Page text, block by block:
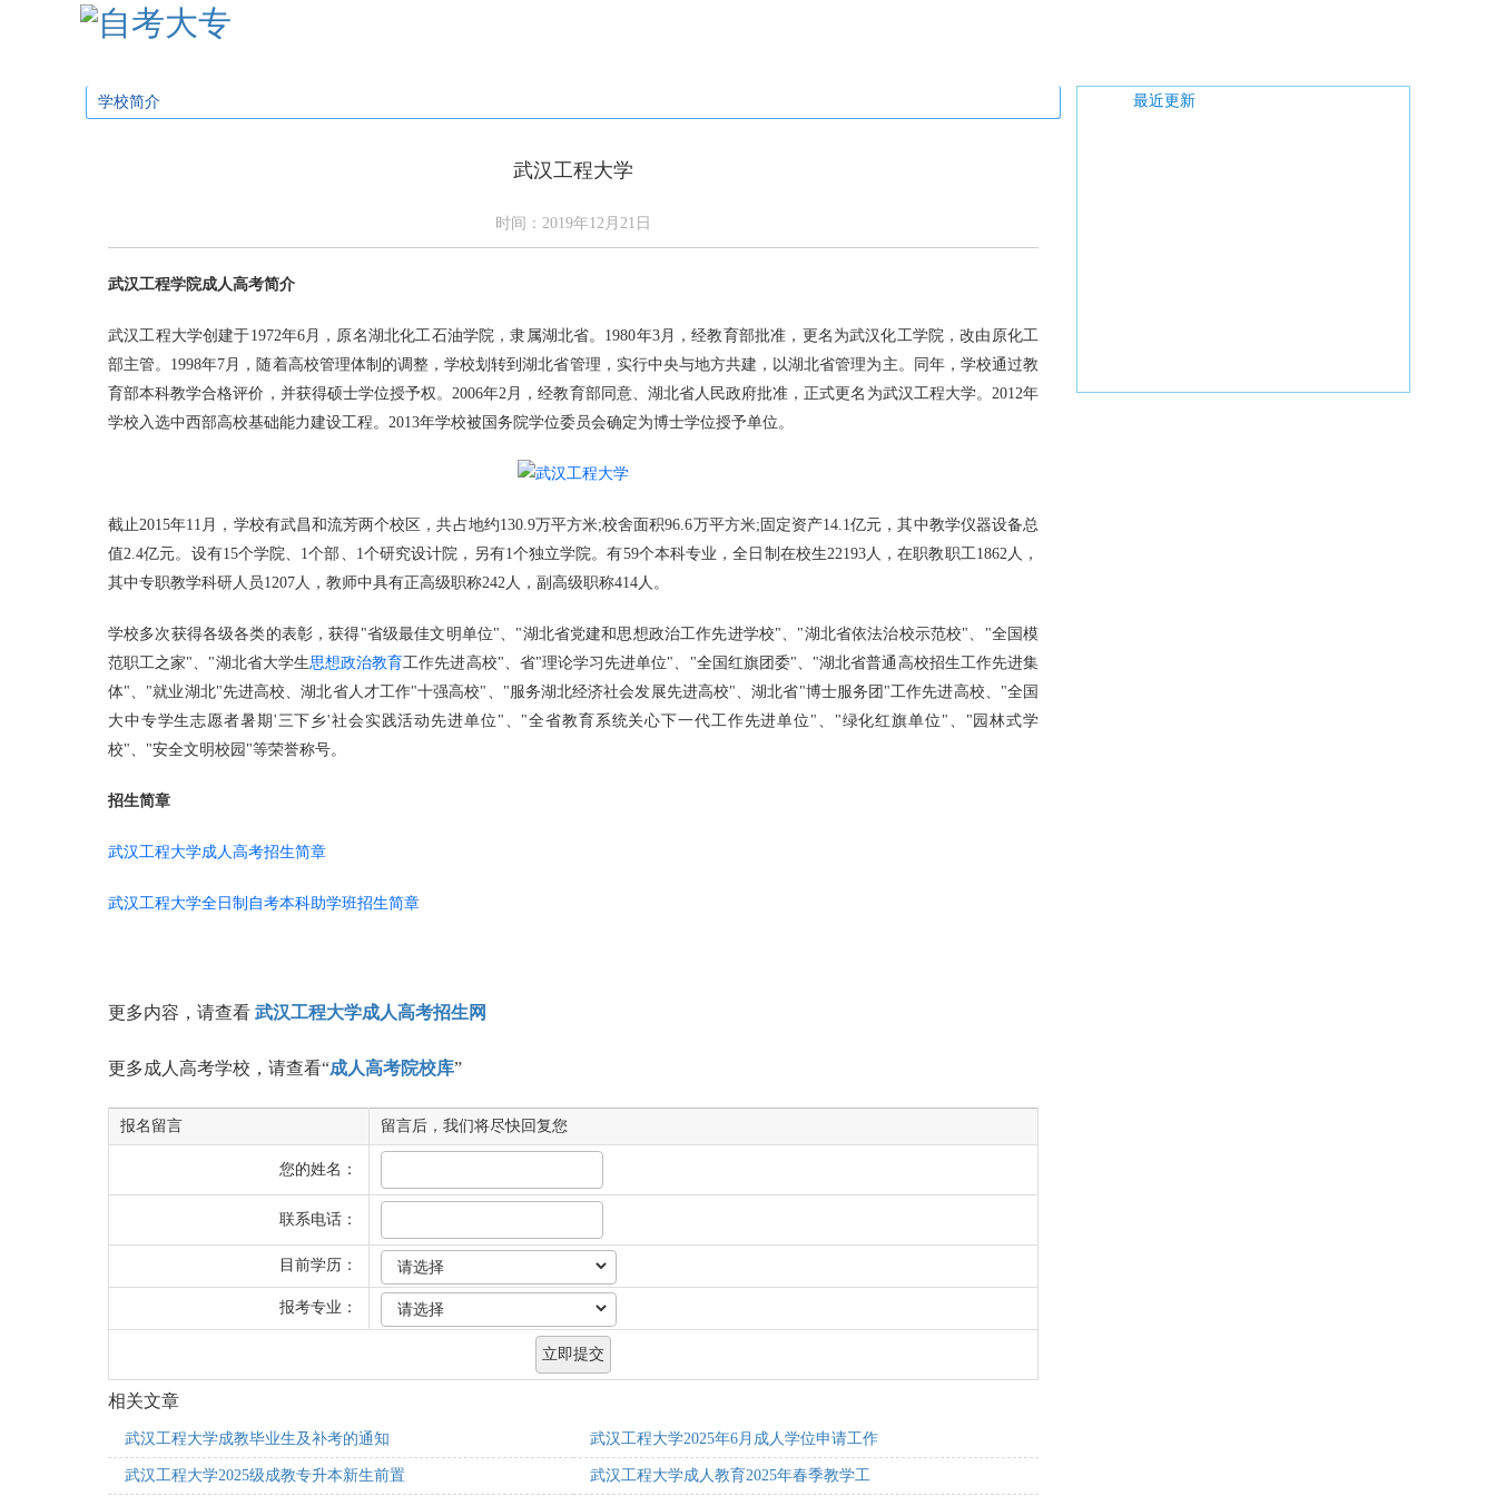
学校简介
武汉工程大学
时间：2019年12月21日
武汉工程学院成人高考简介
武汉工程大学创建于1972年6月，原名湖北化工石油学院，隶属湖北省。1980年3月，经教育部批准，更名为武汉化工学院，改由原化工
部主管。1998年7月，随着高校管理体制的调整，学校划转到湖北省管理，实行中央与地方共建，以湖北省管理为主。同年，学校通过教
育部本科教学合格评价，并获得硕士学位授予权。2006年2月，经教育部同意、湖北省人民政府批准，正式更名为武汉工程大学。2012年
学校入选中西部高校基础能力建设工程。2013年学校被国务院学位委员会确定为博士学位授予单位。
截止2015年11月，学校有武昌和流芳两个校区，共占地约130.9万平方米;校舍面积96.6万平方米;固定资产14.1亿元，其中教学仪器设备总
值2.4亿元。设有15个学院、1个部、1个研究设计院，另有1个独立学院。有59个本科专业，全日制在校生22193人，在职教职工1862人，
其中专职教学科研人员1207人，教师中具有正高级职称242人，副高级职称414人。
学校多次获得各级各类的表彰，获得"省级最佳文明单位"、"湖北省党建和思想政治工作先进学校"、"湖北省依法治校示范校"、"全国模
范职工之家"、"湖北省大学生思想政治教育工作先进高校"、省"理论学习先进单位"、"全国红旗团委"、"湖北省普通高校招生工作先进集
体"、"就业湖北"先进高校、湖北省人才工作"十强高校"、"服务湖北经济社会发展先进高校"、湖北省"博士服务团"工作先进高校、"全国
大中专学生志愿者暑期'三下乡'社会实践活动先进单位"、"全省教育系统关心下一代工作先进单位"、"绿化红旗单位"、"园林式学
校"、"安全文明校园"等荣誉称号。
招生简章
武汉工程大学成人高考招生简章
武汉工程大学全日制自考本科助学班招生简章
更多内容，请查看 武汉工程大学成人高考招生网
更多成人高考学校，请查看“成人高考院校库”
报名留言 留言后，我们将尽快回复您
您的姓名：
联系电话：
目前学历：
报考专业：
相关文章
武汉工程大学成教毕业生及补考的通知 武汉工程大学2025年6月成人学位申请工作
武汉工程大学2025级成教专升本新生前置 武汉工程大学成人教育2025年春季教学工
最近更新